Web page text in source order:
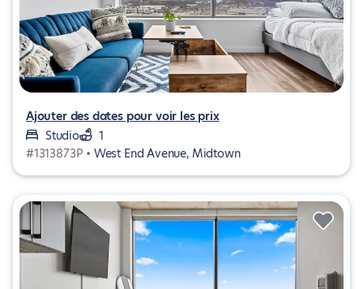
Ajouter des dates pour voir les prix
Studio
1
#1313873P • West End Avenue, Midtown